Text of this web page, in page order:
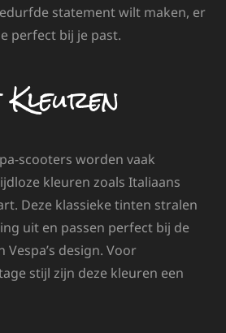
statement wilt maken, er
perfect bij je past.
Kleuren
scooters worden vaak
kleuren zoals Italiaans
Deze klassieke tinten stralen
uit en passen perfect bij de
design. Voor
stijl zijn deze kleuren een